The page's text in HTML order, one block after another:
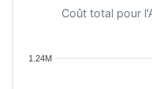
Coût total pour
1.24M